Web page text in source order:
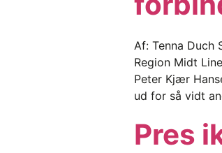
Af: Tenna Duch
Region Midt
Peter Kjær
ud for så vidt
Pres